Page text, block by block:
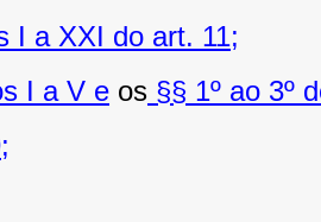
I a XXI do art. 11;
I a V e os §§ 1º ao 3º